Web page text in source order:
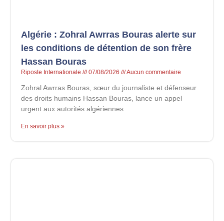
Algérie : Zohral Awrras Bouras alerte sur
les conditions de détention de son frère
Hassan Bouras
Riposte Internationale 07/08/2026 Aucun commentaire
Zohral Awrras Bouras, sœur du journaliste et défenseur
des droits humains Hassan Bouras, lance un appel
urgent aux autorités algériennes
En savoir plus »